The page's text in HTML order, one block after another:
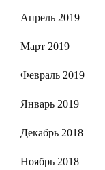
Апрель 2019
Март 2019
Февраль 2019
Январь 2019
Декабрь 2018
Ноябрь 2018